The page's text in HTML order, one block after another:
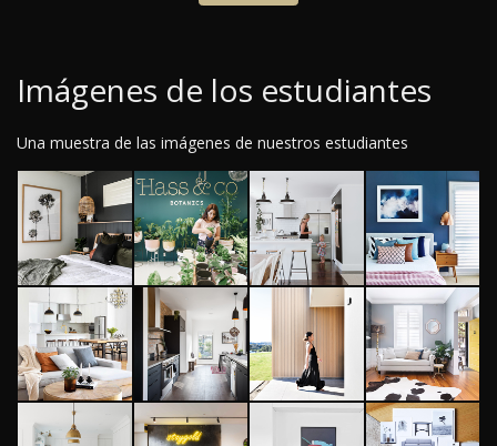
Imágenes de los estudiantes
Una muestra de las imágenes de nuestros estudiantes